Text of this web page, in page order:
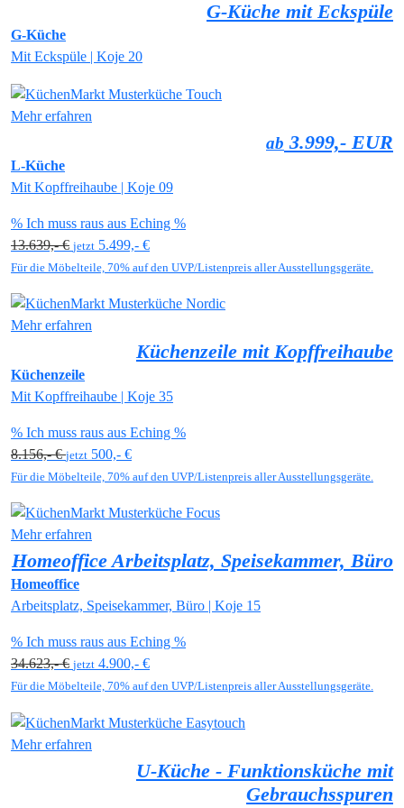
G-Küche mit Eckspüle
G-Küche
Mit Eckspüle | Koje 20
Mehr erfahren
ab 3.999,- EUR
L-Küche
Mit Kopffreihaube | Koje 09
% Ich muss raus aus Eching %
13.639,- € jetzt 5.499,- €
Für die Möbelteile, 70% auf den UVP/Listenpreis aller Ausstellungsgeräte.
Mehr erfahren
Küchenzeile mit Kopffreihaube
Küchenzeile
Mit Kopffreihaube | Koje 35
% Ich muss raus aus Eching %
8.156,- €jetzt 500,- €
Für die Möbelteile, 70% auf den UVP/Listenpreis aller Ausstellungsgeräte.
Mehr erfahren
Homeoffice Arbeitsplatz, Speisekammer, Büro
Homeoffice
Arbeitsplatz, Speisekammer, Büro | Koje 15
% Ich muss raus aus Eching %
34.623,- € jetzt 4.900,- €
Für die Möbelteile, 70% auf den UVP/Listenpreis aller Ausstellungsgeräte.
Mehr erfahren
U-Küche - Funktionsküche mit
Gebrauchsspuren